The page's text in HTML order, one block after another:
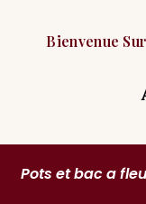
Bienvenue
Pots et bac a